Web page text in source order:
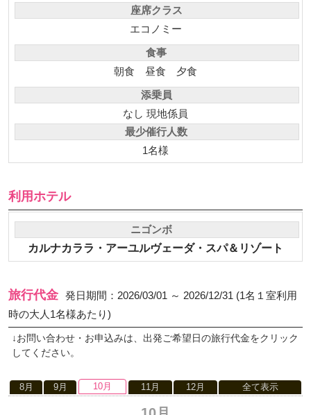
座席クラス
エコノミー
食事
朝食 昼食 夕食
添乗員
なし 現地係員
最少催行人数
1名様
利用ホテル
ニゴンボ
カルナカララ・アーユルヴェーダ・スパ＆リゾート
旅行代金 発日期間：2026/03/01 ～ 2026/12/31 (1名１室利用
時の大人1名様あたり)
↓お問い合わせ・お申込みは、出発ご希望日の旅行代金をクリック
してください。
8月 9月 10月 11月 12月 全て表示